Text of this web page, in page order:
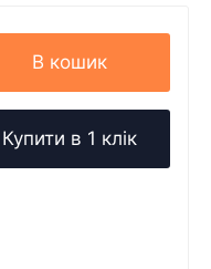
В кошик
Купити в 1 клік